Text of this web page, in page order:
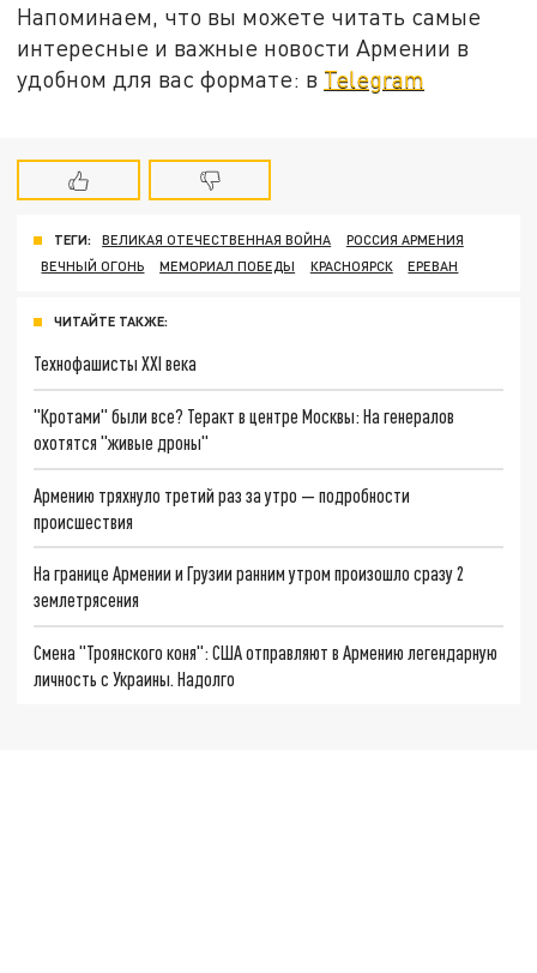
Напоминаем, что вы можете читать самые
интересные и важные новости Армении в
удобном для вас формате: в Telegram
ТЕГИ: ВЕЛИКАЯ ОТЕЧЕСТВЕННАЯ ВОЙНА
РОССИЯ АРМЕНИЯ
ВЕЧНЫЙ ОГОНЬ
МЕМОРИАЛ ПОБЕДЫ КРАСНОЯРСК ЕРЕВАН
ЧИТАЙТЕ ТАКЖЕ:
Технофашисты XXI века
"Кротами" были все? Теракт в центре Москвы: На генералов
охотятся "живые дроны"
Армению тряхнуло третий раз за утро — подробности
происшествия
На границе Армении и Грузии ранним утром произошло сразу 2
землетрясения
Смена "Троянского коня": США отправляют в Армению легендарную
личность с Украины. Надолго